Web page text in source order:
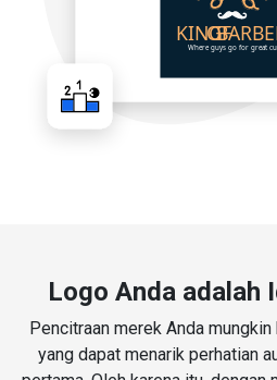
Logo Anda adalah
Pencitraan merek Anda
yang dapat menarik perhatian